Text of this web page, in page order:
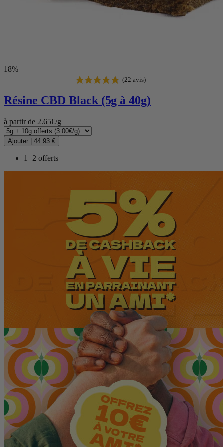
(22 avis)
18%
Résine CBD Black (5g à 40g)
à partir de 2.65€/g
Ajouter | 44.93 €
1+2 offerts